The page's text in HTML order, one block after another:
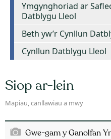
Ymgynghoriad ar
Datblygu Lleol
Beth yw’r Cynllun
Cynllun Datblygu Lleol
Siop ar-lein
Mapiau, canllawiau a mwy
Gwe-gam y Ganolfan